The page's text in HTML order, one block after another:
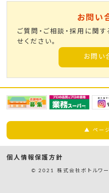
お問い
ご質問・ご相談・採用に関
せください。
お問い
▲ ペー
個人情報保護方針
© 2021 株式会社ボトルワ